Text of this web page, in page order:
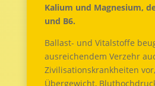
Kalium und Magnesium,
und B6.
Ballast- und Vitalstoffe
ausreichendem Verzehr
Zivilisationskrankheiten
Übergewicht,